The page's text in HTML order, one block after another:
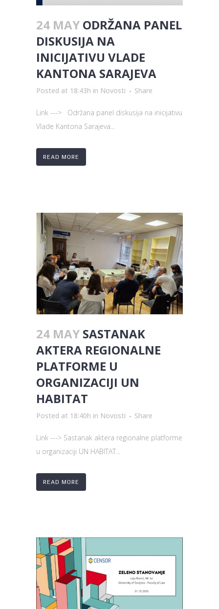
24 MAY ODRŽANA PANEL
DISKUSIJA NA
INICIJATIVU VLADE
KANTONA SARAJEVA
Posted at 18:43h in Novosti Share
Link ---> Održana panel diskusija na inicijativu
Vlade Kantona Sarajeva...
READ MORE
24 MAY SASTANAK
AKTERA REGIONALNE
PLATFORME U
ORGANIZACIJI UN
HABITAT
Posted at 18:40h in Novosti Share
Link ---> Sastanak aktera regionalne platforme
u organizaciji UN HABITAT...
READ MORE